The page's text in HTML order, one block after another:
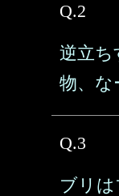
Q.2
逆立ち
物、な
Q.3
ブリは